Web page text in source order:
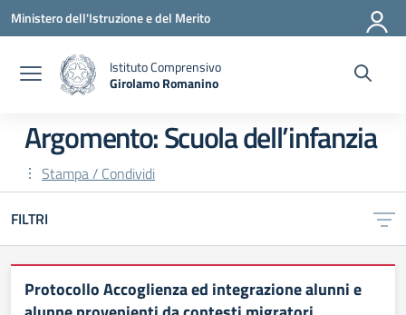
Vai ai contenuti
Vai al menu di navigazione
Vai al footer
Ministero dell'Istruzione e del Merito
Istituto Comprensivo
Girolamo Romanino
Argomento: Scuola dell’infanzia
Stampa / Condividi
FILTRI
Protocollo Accoglienza ed integrazione alunni e